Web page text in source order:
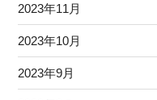
2023年11月
2023年10月
2023年9月